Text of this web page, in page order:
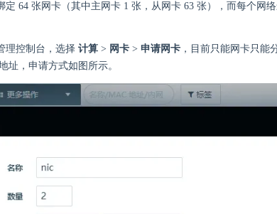
定 64 张网卡（其中主网卡 1 张，从网卡 63 张），而每个网
理控制台，选择 计算 > 网卡 > 申请网卡 ，目前只能网卡只能
址，申请方式如图所示。